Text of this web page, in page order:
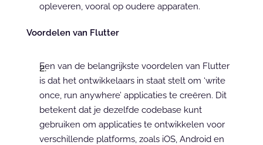
opleveren, vooral op oudere apparaten.
Voordelen van Flutter
Een van de belangrijkste voordelen van Flutter
is dat het ontwikkelaars in staat stelt om ‘write
once, run anywhere’ applicaties te creëren. Dit
betekent dat je dezelfde codebase kunt
gebruiken om applicaties te ontwikkelen voor
verschillende platforms, zoals iOS, Android en